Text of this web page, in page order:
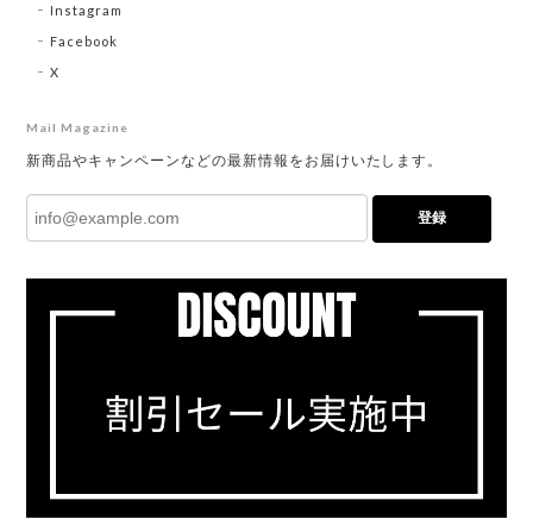
Instagram
Facebook
X
Mail Magazine
新商品やキャンペーンなどの最新情報をお届けいたします。
登録